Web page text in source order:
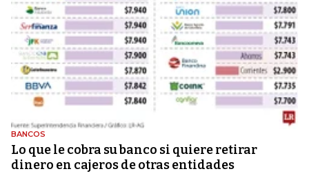
BANCOS
Lo que le cobra su banco si quiere retirar
dinero en cajeros de otras entidades